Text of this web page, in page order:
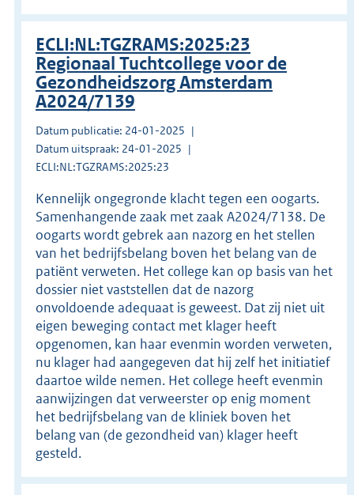
ECLI:NL:TGZRAMS:2025:23
Regionaal Tuchtcollege voor de
Gezondheidszorg Amsterdam
A2024/7139
Datum publicatie: 24-01-2025
Datum uitspraak: 24-01-2025
ECLI:NL:TGZRAMS:2025:23
Kennelijk ongegronde klacht tegen een oogarts.
Samenhangende zaak met zaak A2024/7138. De
oogarts wordt gebrek aan nazorg en het stellen
van het bedrijfsbelang boven het belang van de
patiënt verweten. Het college kan op basis van het
dossier niet vaststellen dat de nazorg
onvoldoende adequaat is geweest. Dat zij niet uit
eigen beweging contact met klager heeft
opgenomen, kan haar evenmin worden verweten,
nu klager had aangegeven dat hij zelf het initiatief
daartoe wilde nemen. Het college heeft evenmin
aanwijzingen dat verweerster op enig moment
het bedrijfsbelang van de kliniek boven het
belang van (de gezondheid van) klager heeft
gesteld.